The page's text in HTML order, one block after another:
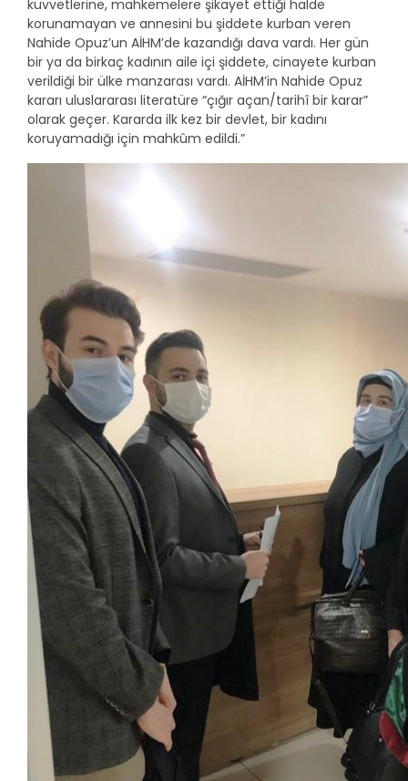
kuvvetlerine, mahkemelere şikayet ettiği halde
korunamayan ve annesini bu şiddete kurban veren
Nahide Opuz’un AİHM’de kazandığı dava vardı. Her gün
bir ya da birkaç kadının aile içi şiddete, cinayete kurban
verildiği bir ülke manzarası vardı. AİHM’in Nahide Opuz
kararı uluslararası literatüre “çığır açan/tarihî bir karar”
olarak geçer. Kararda ilk kez bir devlet, bir kadını
koruyamadığı için mahkûm edildi.”